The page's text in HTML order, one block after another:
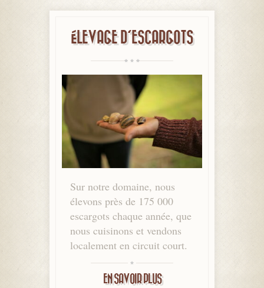
ÉLEVAGE D'ESCARGOTS
Sur notre domaine, nous
élevons près de 175 000
escargots chaque année, que
nous cuisinons et vendons
localement en circuit court.
EN SAVOIR PLUS